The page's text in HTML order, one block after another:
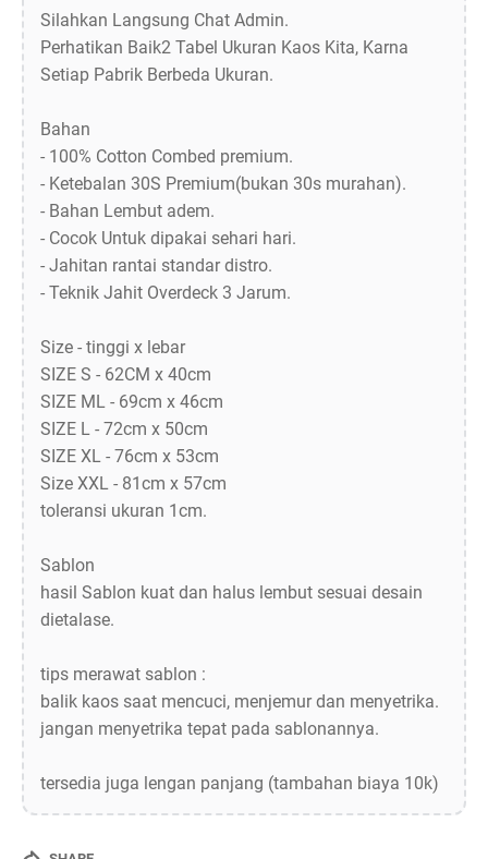
Silahkan Langsung Chat Admin.
Perhatikan Baik2 Tabel Ukuran Kaos Kita, Karna
Setiap Pabrik Berbeda Ukuran.
Bahan
- 100% Cotton Combed premium.
- Ketebalan 30S Premium(bukan 30s murahan).
- Bahan Lembut adem.
- Cocok Untuk dipakai sehari hari.
- Jahitan rantai standar distro.
- Teknik Jahit Overdeck 3 Jarum.
Size - tinggi x lebar
SIZE S - 62CM x 40cm
SIZE ML - 69cm x 46cm
SIZE L - 72cm x 50cm
SIZE XL - 76cm x 53cm
Size XXL - 81cm x 57cm
toleransi ukuran 1cm.
Sablon
hasil Sablon kuat dan halus lembut sesuai desain
dietalase.
tips merawat sablon :
balik kaos saat mencuci, menjemur dan menyetrika.
jangan menyetrika tepat pada sablonannya.
tersedia juga lengan panjang (tambahan biaya 10k)